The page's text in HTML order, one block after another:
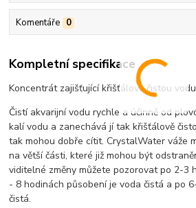
Komentáře 0
Kompletní specifikace
Koncentrát zajišťující křišťálově čistou
Čistí akvarijní vodu rychle a účinně od
kalí vodu a zanechává jí tak křišťálově
tak mohou dobře cítit. CrystalWater váže
na větší části, které již mohou být
viditelné změny můžete pozorovat po 2-3
- 8 hodinách působení je voda čistá a po
čistá.